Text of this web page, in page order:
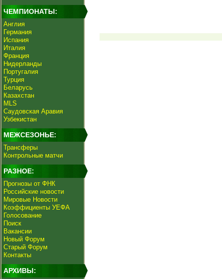
ЧЕМПИОНАТЫ:
Англия
Германия
Испания
Италия
Франция
Нидерланды
Португалия
Турция
Беларусь
Казахстан
MLS
Саудовская Аравия
Узбекистан
МЕЖСЕЗОНЬЕ:
Трансферы
Контрольные матчи
РАЗНОЕ:
Прогнозы от ФНК
Российские новости
Мировые Новости
Коэффициенты УЕФА
Голосование
Поиск
Вакансии
Новый Форум
Старый Форум
Контакты
АРХИВЫ: